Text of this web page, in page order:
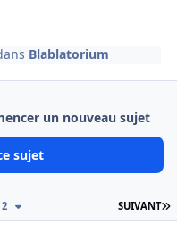
Blablatorium
un nouveau sujet
sujet
SUIVANT
2